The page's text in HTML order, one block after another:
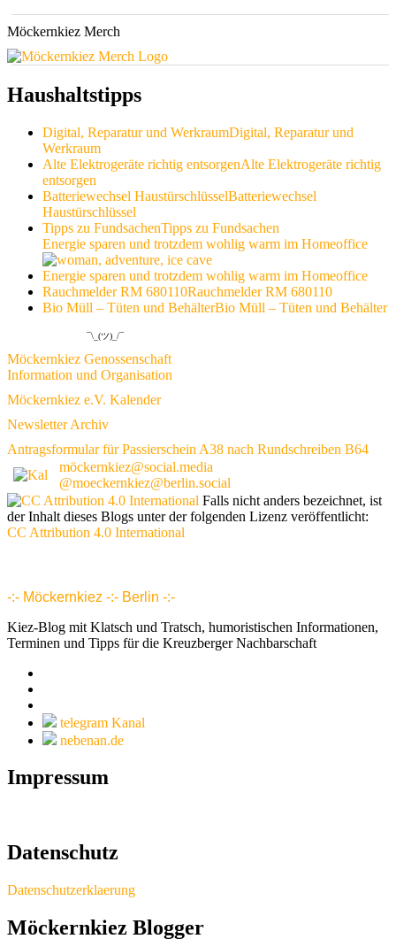
Möckernkiez Merch
Haushaltstipps
Digital, Reparatur und WerkraumDigital, Reparatur und
Werkraum
Alte Elektrogeräte richtig entsorgenAlte Elektrogeräte richtig
entsorgen
Batteriewechsel HaustürschlüsselBatteriewechsel
Haustürschlüssel
Tipps zu FundsachenTipps zu Fundsachen
Energie sparen und trotzdem wohlig warm im Homeoffice
Energie sparen und trotzdem wohlig warm im Homeoffice
Rauchmelder RM 680110Rauchmelder RM 680110
Bio Müll – Tüten und BehälterBio Müll – Tüten und Behälter
¯\_(ツ)_/¯
Möckernkiez Genossenschaft
Information und Organisation
Möckernkiez e.V. Kalender
Newsletter Archiv
Antragsformular für Passierschein A38 nach Rundschreiben B64
möckernkiez@social.media
@moeckernkiez@berlin.social
Falls nicht anders bezeichnet, ist
der Inhalt dieses Blogs unter der folgenden Lizenz veröffentlicht:
CC Attribution 4.0 International
-:- Möckernkiez -:- Berlin -:-
Kiez-Blog mit Klatsch und Tratsch, humoristischen Informationen,
Terminen und Tipps für die Kreuzberger Nachbarschaft
telegram Kanal
nebenan.de
Impressum
Datenschutz
Datenschutzerklaerung
Möckernkiez Blogger